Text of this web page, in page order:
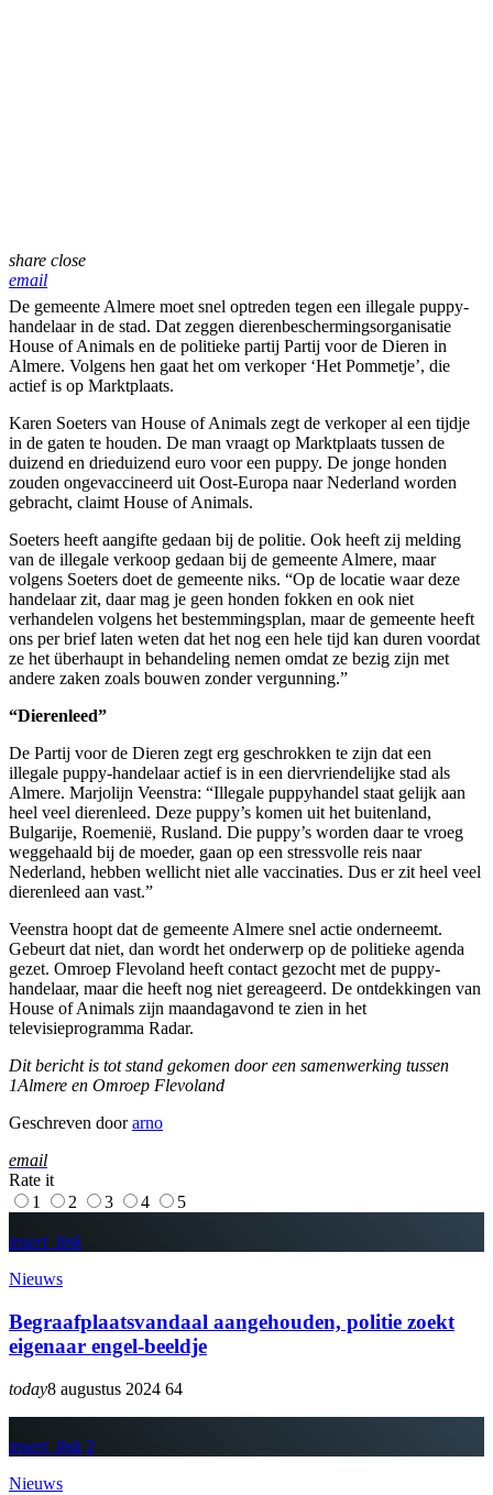
share close
email
De gemeente Almere moet snel optreden tegen een illegale puppy-
handelaar in de stad. Dat zeggen dierenbeschermingsorganisatie
House of Animals en de politieke partij Partij voor de Dieren in
Almere. Volgens hen gaat het om verkoper ‘Het Pommetje’, die
actief is op Marktplaats.
Karen Soeters van House of Animals zegt de verkoper al een tijdje
in de gaten te houden. De man vraagt op Marktplaats tussen de
duizend en drieduizend euro voor een puppy. De jonge honden
zouden ongevaccineerd uit Oost-Europa naar Nederland worden
gebracht, claimt House of Animals.
Soeters heeft aangifte gedaan bij de politie. Ook heeft zij melding
van de illegale verkoop gedaan bij de gemeente Almere, maar
volgens Soeters doet de gemeente niks. “Op de locatie waar deze
handelaar zit, daar mag je geen honden fokken en ook niet
verhandelen volgens het bestemmingsplan, maar de gemeente heeft
ons per brief laten weten dat het nog een hele tijd kan duren voordat
ze het überhaupt in behandeling nemen omdat ze bezig zijn met
andere zaken zoals bouwen zonder vergunning.”
“Dierenleed”
De Partij voor de Dieren zegt erg geschrokken te zijn dat een
illegale puppy-handelaar actief is in een diervriendelijke stad als
Almere. Marjolijn Veenstra: “Illegale puppyhandel staat gelijk aan
heel veel dierenleed. Deze puppy’s komen uit het buitenland,
Bulgarije, Roemenië, Rusland. Die puppy’s worden daar te vroeg
weggehaald bij de moeder, gaan op een stressvolle reis naar
Nederland, hebben wellicht niet alle vaccinaties. Dus er zit heel veel
dierenleed aan vast.”
Veenstra hoopt dat de gemeente Almere snel actie onderneemt.
Gebeurt dat niet, dan wordt het onderwerp op de politieke agenda
gezet. Omroep Flevoland heeft contact gezocht met de puppy-
handelaar, maar die heeft nog niet gereageerd. De ontdekkingen van
House of Animals zijn maandagavond te zien in het
televisieprogramma Radar.
Dit bericht is tot stand gekomen door een samenwerking tussen
1Almere en Omroep Flevoland
Geschreven doorarno
email
Rate it
1
2 3 4 5
insert_link
Nieuws
Begraafplaatsvandaal aangehouden, politie zoekt
eigenaar engel-beeldje
today8 augustus 2024 64
insert_link 2
Nieuws